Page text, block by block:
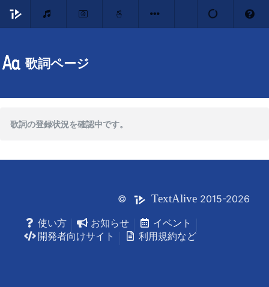
歌詞ページ
歌詞の登録状況を確認中です。
© TextAlive 2015-2026
使い方
お知らせ
イベント
開発者向けサイト
利用規約など